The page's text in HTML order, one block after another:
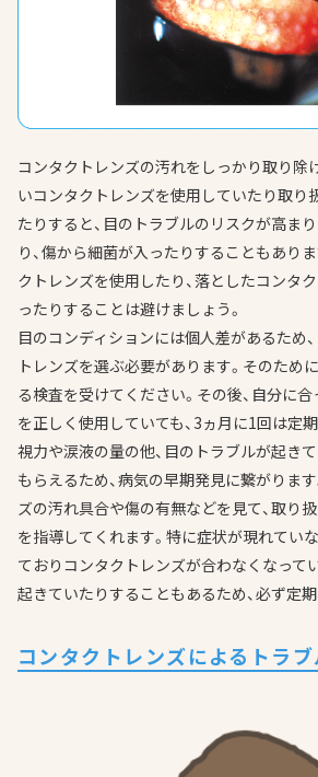
コンタクトレンズの汚れをしっかり取り除
いコンタクトレンズを使用していたり取り
たりすると、目のトラブルのリスクが高ま
り、傷から細菌が入ったりすることもあり
クトレンズを使用したり、落としたコンタ
ったりすることは避けましょう。
目のコンディションには個人差があるため
トレンズを選ぶ必要があります。そのため
る検査を受けてください。その後、自分に
を正しく使用していても、3ヵ月に1回は定
視力や涙液の量の他、目のトラブルが起き
もらえるため、病気の早期発見に繋がりま
ズの汚れ具合や傷の有無などを見て、取り
を指導してくれます。特に症状が現れてい
ておりコンタクトレンズが合わなくなって
起きていたりすることもあるため、必ず定
コンタクトレンズによるトラブ